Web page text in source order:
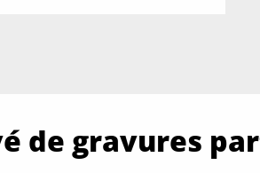
de gravures